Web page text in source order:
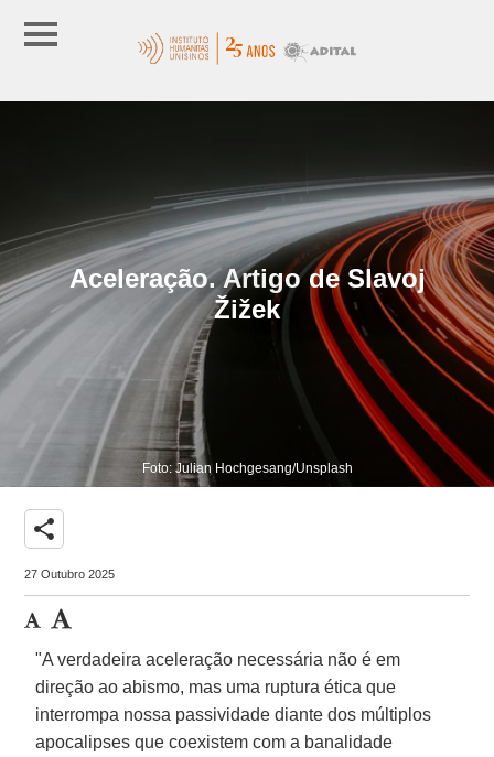
Aceleração. Artigo de Slavoj
Žižek
Foto: Julian Hochgesang/Unsplash
share
27 Outubro 2025
"A verdadeira aceleração necessária não é em
direção ao abismo, mas uma ruptura ética que
interrompa nossa passividade diante dos múltiplos
apocalipses que coexistem com a banalidade